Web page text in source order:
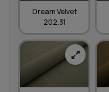
Dream Velvet
202.31